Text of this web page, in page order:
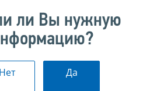
ли Вы нужную
Нет Да